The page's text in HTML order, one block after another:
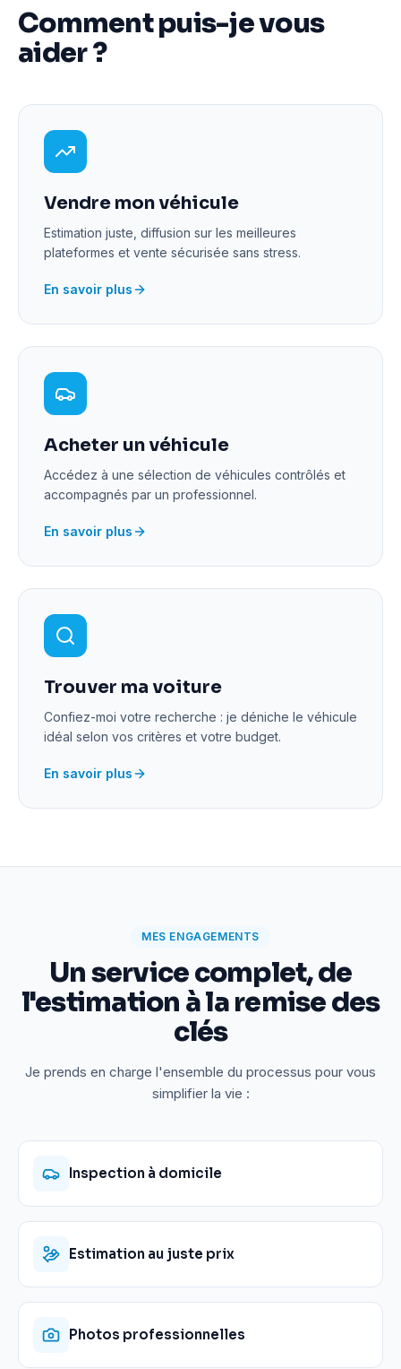
Comment puis-je vous
aider ?
Vendre mon véhicule
Estimation juste, diffusion sur les meilleures
plateformes et vente sécurisée sans stress.
En savoir plus
Acheter un véhicule
Accédez à une sélection de véhicules contrôlés et
accompagnés par un professionnel.
En savoir plus
Trouver ma voiture
Confiez-moi votre recherche : je déniche le véhicule
idéal selon vos critères et votre budget.
En savoir plus
MES ENGAGEMENTS
Un service complet, de
l'estimation à la remise des
clés
Je prends en charge l'ensemble du processus pour vous
simplifier la vie :
Inspection à domicile
Estimation au juste prix
Photos professionnelles